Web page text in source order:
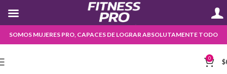
SOMOS MUJERES PRO, CAPACES DE LOGRAR ABSOLUTAMENTE TODO
0 $